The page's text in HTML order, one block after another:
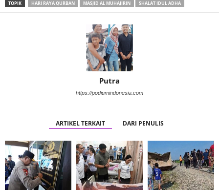
TOPIK HARI RAYA QURBAN MASJID AL MUHAJIRIN SHALAT IDUL ADHA
Putra
https://podiumindonesia.com
ARTIKEL TERKAIT DARI PENULIS